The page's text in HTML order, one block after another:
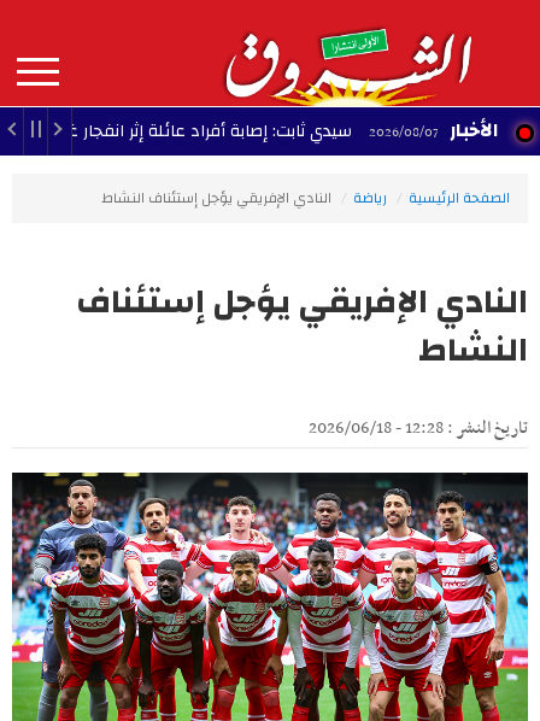
contenu
principal
MAIN
NAVIGATION الأخبار 09:01 - 2026/ سيدي ثابت: إصابة أفراد عائلة إثر انفجار غاز داخل منزل
الصفحة الرئيسية رياضة النادي الإفريقي يؤجل إستئناف النشاط
النادي الإفريقي يؤجل إستئناف
النشاط
تاريخ النشر : 12:28 - 2026/06/18